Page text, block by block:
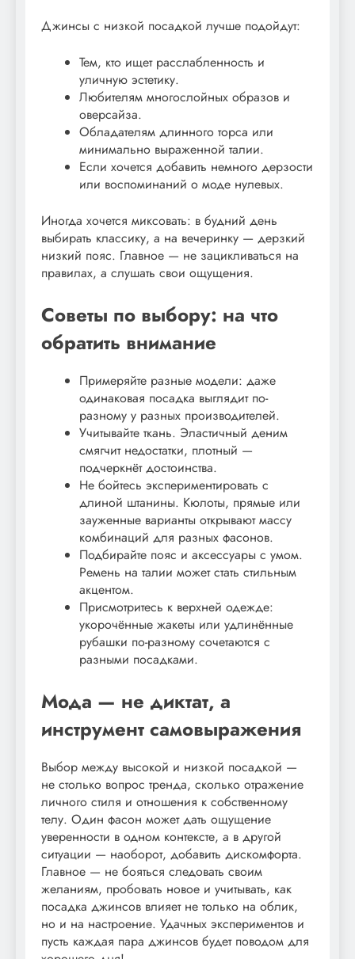
Джинсы с низкой посадкой лучше подойдут:
Тем, кто ищет расслабленность и
уличную эстетику.
Любителям многослойных образов и
оверсайза.
Обладателям длинного торса или
минимально выраженной талии.
Если хочется добавить немного дерзости
или воспоминаний о моде нулевых.
Иногда хочется миксовать: в будний день
выбирать классику, а на вечеринку — дерзкий
низкий пояс. Главное — не зацикливаться на
правилах, а слушать свои ощущения.
Советы по выбору: на что
обратить внимание
Примеряйте разные модели: даже
одинаковая посадка выглядит по-
разному у разных производителей.
Учитывайте ткань. Эластичный деним
смягчит недостатки, плотный —
подчеркнёт достоинства.
Не бойтесь экспериментировать с
длиной штанины. Кюлоты, прямые или
зауженные варианты открывают массу
комбинаций для разных фасонов.
Подбирайте пояс и аксессуары с умом.
Ремень на талии может стать стильным
акцентом.
Присмотритесь к верхней одежде:
укорочённые жакеты или удлинённые
рубашки по-разному сочетаются с
разными посадками.
Мода — не диктат, а
инструмент самовыражения
Выбор между высокой и низкой посадкой —
не столько вопрос тренда, сколько отражение
личного стиля и отношения к собственному
телу. Один фасон может дать ощущение
уверенности в одном контексте, а в другой
ситуации — наоборот, добавить дискомфорта.
Главное — не бояться следовать своим
желаниям, пробовать новое и учитывать, как
посадка джинсов влияет не только на облик,
но и на настроение. Удачных экспериментов и
пусть каждая пара джинсов будет поводом для